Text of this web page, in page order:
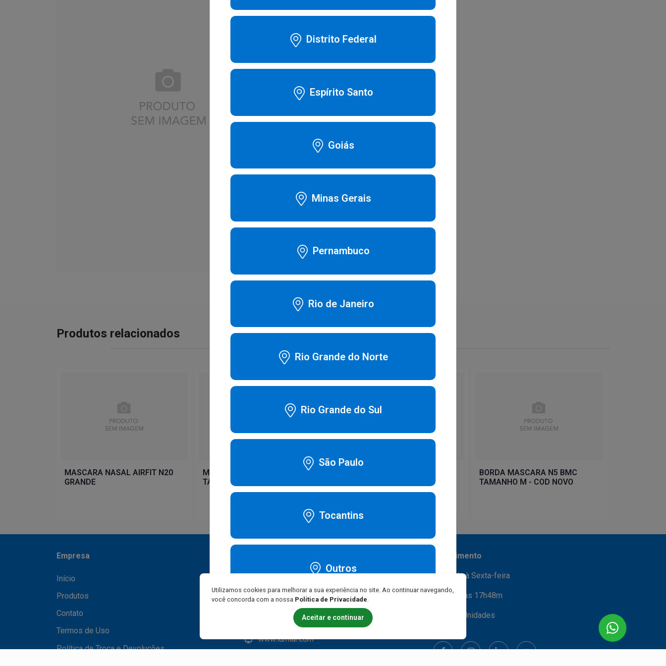
Distrito Federal
Espírito Santo
Goiás
Minas Gerais
Pernambuco
Rio de Janeiro
Rio Grande do Norte
Rio Grande do Sul
São Paulo
Tocantins
Outros
SKU:9710
Produtos relacionados
MASCARA NASAL AIRFIT N20
GRANDE
MASCARA AIRFIT N30i
TAMANHO P
TAMANHO M (STANDARD)
BORDA MASCARA N5 BMC
TAMANHO M - COD NOVO
Empresa
Início
Produtos
Contato
Termos de Uso
Política de Troca e Devoluções
(11) 99156-0041
0800 080 0005
(11) 3775-0752
falecom@lumiarsaude.com.br
www.lumiar.com
Atendimento
Segunda à Sexta-feira
Das 08h às 17h48m
Nossas Unidades
Utilizamos cookies para melhorar a sua experiência no site. Ao continuar navegando,
você concorda com a nossa Política de Privacidade.
Aceitar e continuar